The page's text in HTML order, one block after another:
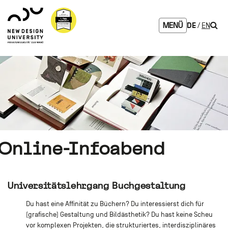
Inhalt
Hauptnavigation
Footernavigation
Logo
NDU
verlinkt
zur
Startseite
MENÜ DE EN
Infoabend
Universitätslehrgang Buchgestaltung
Du hast eine Affinität zu Büchern? Du interessierst dich für
(grafische) Gestaltung und Bildästhetik? Du hast keine Scheu
vor komplexen Projekten, die strukturiertes, interdisziplinäres